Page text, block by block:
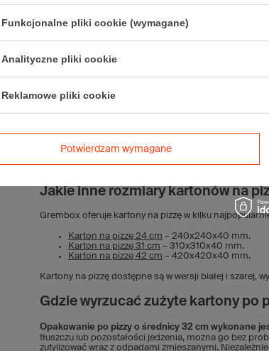
obsługę zamówień, szczególnie w momentach
Gdzie kupić kartony na pizzę 32 cm?
dystrybucyjnego na Śląsku, z możliwością odbioru
Ile kosztują kartony na pizzę 32 cm
Cena pojedynczego opakowania na pizzę 32 cm
większych zakupach. Szczegółowe informacje
Jakie inne rozmiary kartonów na
Grembox oferuje kartony na pizzę w kilku
Karton na pizzę 24 cm – 240x240x40 mm.
Karton na pizzę 31 cm – 310x310x40 mm.
Karton na pizzę 42 cm – 420x420x40 mm.
Kartony na pizzę dostępne są w wersji białej i szarej,
Gdzie wyrzucać zużyte kartony po
Opakowanie po pizzy o średnicy 32 cm wykonane
tłuszczu lub pozostałości jedzenia, można go bez
zutylizować wraz z odpadami zmieszanymi.
Funkcjonalne pliki cookie (wymagane)
Analityczne pliki cookie
Reklamowe pliki cookie
Potwierdzam wymagane